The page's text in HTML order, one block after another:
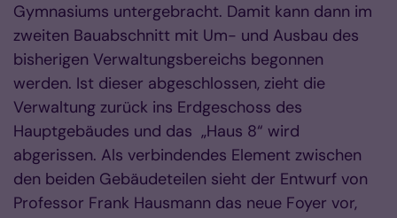
Gymnasiums untergebracht. Damit kann dann im
zweiten Bauabschnitt mit Um- und Ausbau des
bisherigen Verwaltungsbereichs begonnen
werden. Ist dieser abgeschlossen, zieht die
Verwaltung zurück ins Erdgeschoss des
Hauptgebäudes und das „Haus 8“ wird
abgerissen. Als verbindendes Element zwischen
den beiden Gebäudeteilen sieht der Entwurf von
Professor Frank Hausmann das neue Foyer vor,